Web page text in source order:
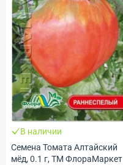
В наличии
Семена Томата Алтайский
мёд, 0.1 г, ТМ ФлораМаркет